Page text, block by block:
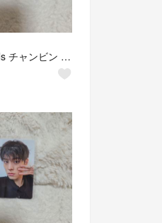
Stray Kids チャンビン ソウルコン